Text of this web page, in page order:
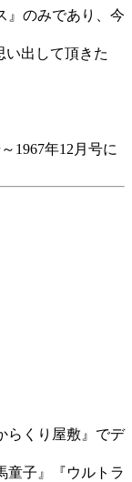
』のみであり、今
い出して頂きた
1967年12月号に
らくり屋敷』でデ
童子』『ウルトラ